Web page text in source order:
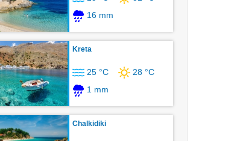
16 mm
Kreta
25 °C
28 °C
1 mm
Chalkidiki